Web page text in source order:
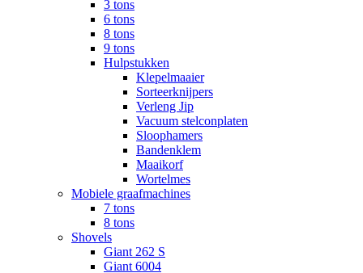
3 tons
6 tons
8 tons
9 tons
Hulpstukken
Klepelmaaier
Sorteerknijpers
Verleng Jip
Vacuum stelconplaten
Sloophamers
Bandenklem
Maaikorf
Wortelmes
Mobiele graafmachines
7 tons
8 tons
Shovels
Giant 262 S
Giant 6004